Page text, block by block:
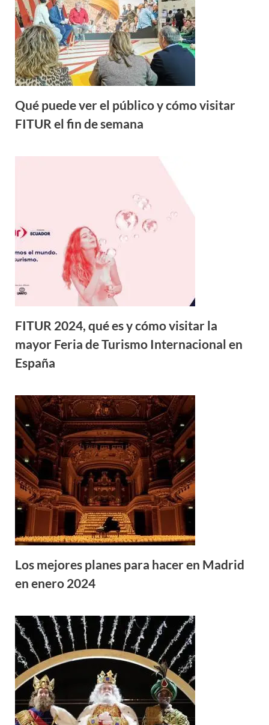
Qué puede ver el público y cómo visitar
FITUR el fin de semana
FITUR 2024, qué es y cómo visitar la
mayor Feria de Turismo Internacional en
España
Los mejores planes para hacer en Madrid
en enero 2024